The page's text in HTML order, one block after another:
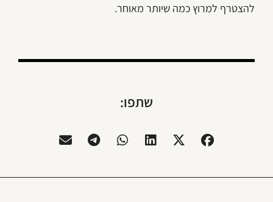
להצטרף למרוץ כמה שיותר מאוחר.
שתפו: